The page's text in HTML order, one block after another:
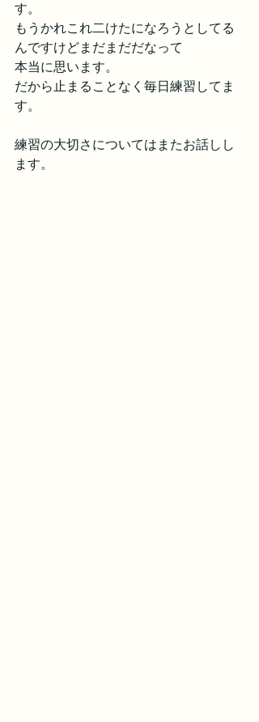
す。
もうかれこれ二けたになろうとしてる
んですけどまだまだだなって
本当に思います。
だから止まることなく毎日練習してま
す。
練習の大切さについてはまたお話しし
ます。